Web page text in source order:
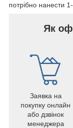
потрібно нанести
Як
Заявка на
покупку онлайн
або дзвінок
менеджера